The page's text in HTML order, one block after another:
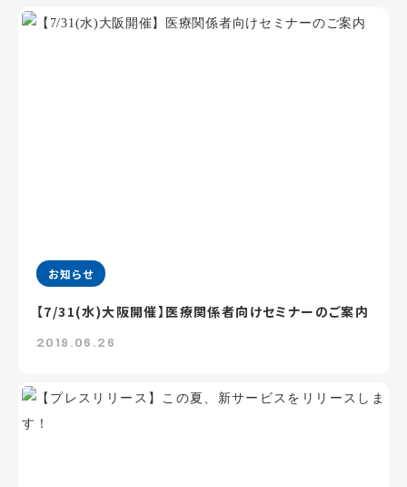
お知らせ
【7/31(水)大阪開催】医療関係者向けセミナーのご案内
2019.06.26